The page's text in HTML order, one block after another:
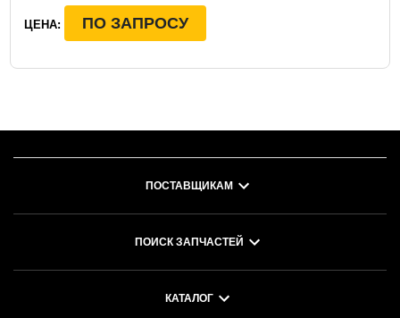
ЦЕНА: ПО ЗАПРОСУ
ПОСТАВЩИКАМ
ПОИСК ЗАПЧАСТЕЙ
КАТАЛОГ